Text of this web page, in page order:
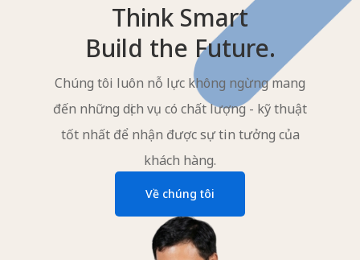
Think Smart
Build the Future.
Chúng tôi luôn nỗ lực không ngừng mang
đến những dịch vụ có chất lượng - kỹ thuật
tốt nhất để nhận được sự tin tưởng của
khách hàng.
Về chúng tôi